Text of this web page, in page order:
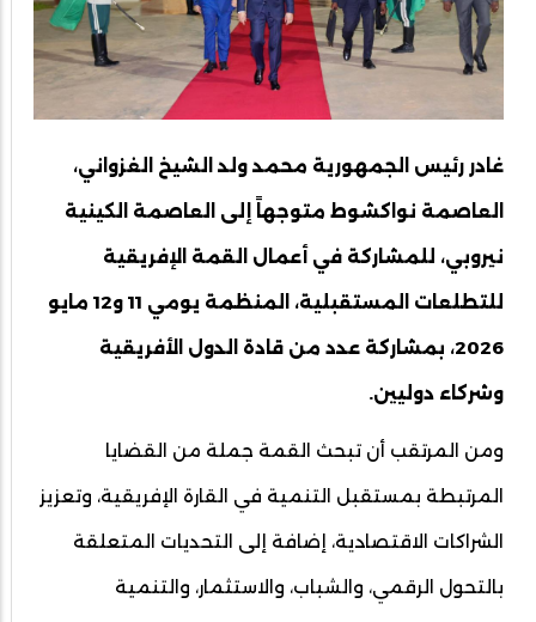
غادر رئيس الجمهورية محمد ولد الشيخ الغزواني،
العاصمة نواكشوط متوجهاً إلى العاصمة الكينية
نيروبي، للمشاركة في أعمال القمة الإفريقية
للتطلعات المستقبلية، المنظمة يومي 11 و12 مايو
2026، بمشاركة عدد من قادة الدول الأفريقية
وشركاء دوليين.
ومن المرتقب أن تبحث القمة جملة من القضايا
المرتبطة بمستقبل التنمية في القارة الإفريقية، وتعزيز
الشراكات الاقتصادية، إضافة إلى التحديات المتعلقة
بالتحول الرقمي، والشباب، والاستثمار، والتنمية